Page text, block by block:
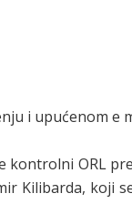
i upućenom e
kontrolni ORL
Kilibarda, koji